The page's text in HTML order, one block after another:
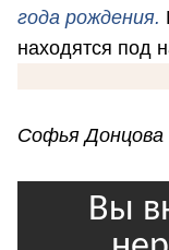
года рождения.
находятся под
Софья Донцова